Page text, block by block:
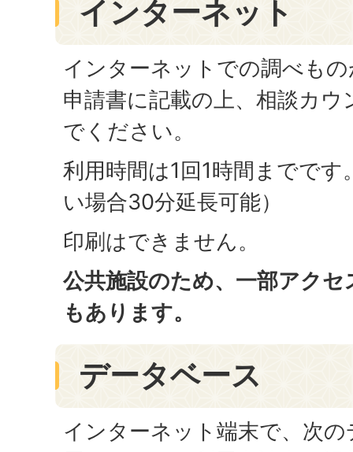
インターネット
インターネットでの調べも
申請書に記載の上、相談カ
でください。
利用時間は1回1時間までです
い場合30分延長可能）
印刷はできません。
公共施設のため、一部アク
もあります。
データベース
インターネット端末で、次